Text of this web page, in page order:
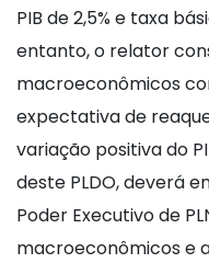
PIB de 2,5% e taxa
entanto, o relator
macroeconômicos
expectativa de
variação positiva do
deste PLDO, deverá
Poder Executivo de
macroeconômicos e